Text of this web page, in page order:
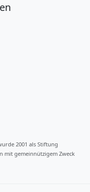
2001 als Stiftung
mit gemeinnützigem Zweck